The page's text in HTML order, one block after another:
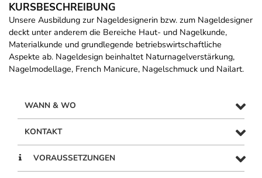
KURSBESCHREIBUNG
Unsere Ausbildung zur Nageldesignerin bzw. zum Nageldesigner
deckt unter anderem die Bereiche Haut- und Nagelkunde,
Materialkunde und grundlegende betriebswirtschaftliche
Aspekte ab. Nageldesign beinhaltet Naturnagelverstärkung,
Nagelmodellage, French Manicure, Nagelschmuck und Nailart.
WANN & WO
KONTAKT
VORAUSSETZUNGEN